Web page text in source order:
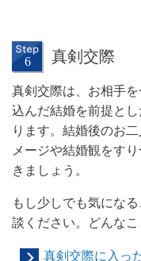
真剣交際
真剣交際は、お相手を
込んだ結婚を前提と
ります。結婚後のお
メージや結婚観をす
きましょう。
もし少しでも気にな
談ください。どんなこ
真剣交際に入っ